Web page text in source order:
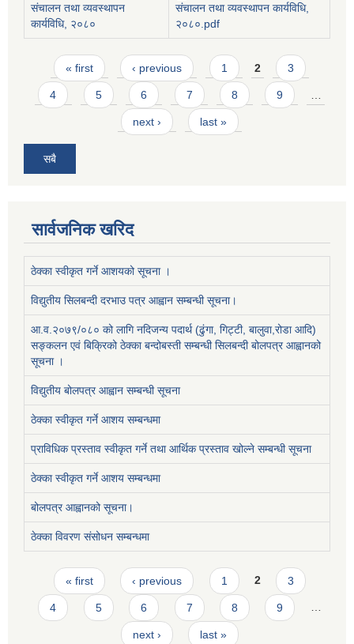
संचालन तथा व्यवस्थापन
कार्यविधि, २०८०
संचालन तथा व्यवस्थापन कार्यविधि,
२०८०.pdf
Pages
« first ‹ previous 1 2 3
4 5 6 7 8 9
next › last »
सबै
सार्वजनिक खरिद
ठेक्का स्वीकृत गर्ने आशयको सूचना ।
विद्युतीय सिलबन्दी दरभाउ पत्र आह्वान सम्बन्धी सूचना।
आ.व.२०७९/०८० को लागि नदिजन्य पदार्थ (ढुंगा, गिट्टी, बालुवा,रोडा आदि)
सङ्कलन एवं बिक्रिको ठेक्का बन्दोबस्ती सम्बन्धी सिलबन्दी बोलपत्र आह्वानको
सूचना ।
विद्युतीय बोलपत्र आह्वान सम्बन्धी सूचना
ठेक्का स्वीकृत गर्ने आशय सम्बन्धमा
प्राविधिक प्रस्ताव स्वीकृत गर्ने तथा आर्थिक प्रस्ताव खोल्ने सम्बन्धी सूचना
ठेक्का स्वीकृत गर्ने आशय सम्बन्धमा
बोलपत्र आह्वानको सूचना।
ठेक्का विवरण संसोधन सम्बन्धमा
Pages
« first ‹ previous 1 2 3
4 5 6 7 8 9 …
next › last »